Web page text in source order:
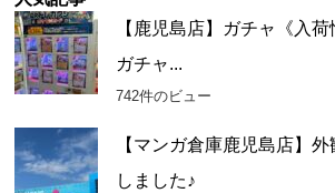
カ
イ
ブ
【鹿児島店】ガチャ《入
ガチャ...
742件のビュー
【マンガ倉庫鹿児島店】
しました♪